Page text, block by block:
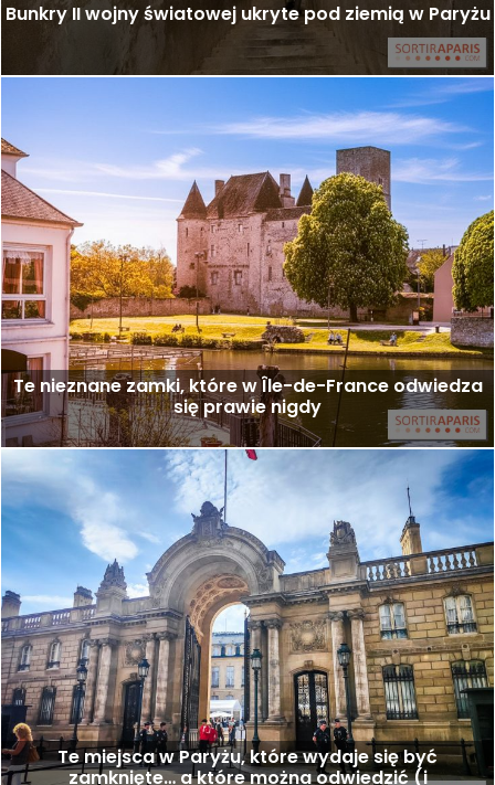
Bunkry II wojny światowej ukryte pod ziemią w Paryżu
Te nieznane zamki, które w Île-de-France odwiedza
się prawie nigdy
Te miejsca w Paryżu, które wydaje się być
zamknięte… a które można odwiedzić (i